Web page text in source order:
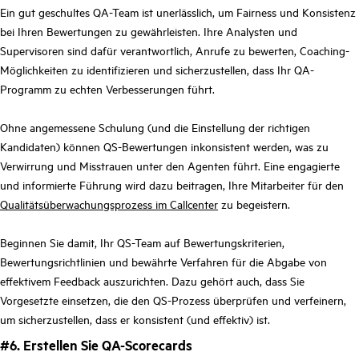
Ein gut geschultes QA-Team ist unerlässlich, um Fairness und Konsistenz
bei Ihren Bewertungen zu gewährleisten. Ihre Analysten und
Supervisoren sind dafür verantwortlich, Anrufe zu bewerten, Coaching-
Möglichkeiten zu identifizieren und sicherzustellen, dass Ihr QA-
Programm zu echten Verbesserungen führt.
Ohne angemessene Schulung (und die Einstellung der richtigen
Kandidaten) können QS-Bewertungen inkonsistent werden, was zu
Verwirrung und Misstrauen unter den Agenten führt. Eine engagierte
und informierte Führung wird dazu beitragen, Ihre Mitarbeiter für den
Qualitätsüberwachungsprozess im Callcenter zu begeistern.
Beginnen Sie damit, Ihr QS-Team auf Bewertungskriterien,
Bewertungsrichtlinien und bewährte Verfahren für die Abgabe von
effektivem Feedback auszurichten. Dazu gehört auch, dass Sie
Vorgesetzte einsetzen, die den QS-Prozess überprüfen und verfeinern,
um sicherzustellen, dass er konsistent (und effektiv) ist.
#6. Erstellen Sie QA-Scorecards